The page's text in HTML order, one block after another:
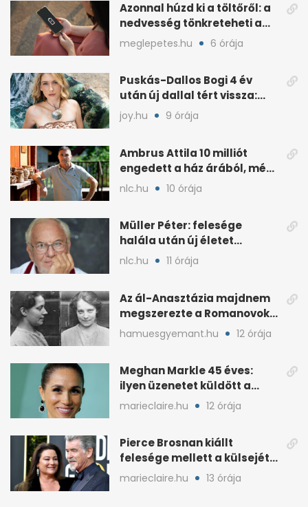
Azonnal húzd ki a töltőről: a
nedvesség tönkreteheti a
telefonodat
meglepetes.hu 6 órája
Puskás-Dallos Bogi 4 év
után új dallal tért vissza:
önszeretet a téma
joy.hu 9 órája
Ambrus Attila 10 milliót
engedett a ház árából, még
mindig eladó
nlc.hu 10 órája
Müller Péter: felesége
halála után új életet
kezdett, és udvarlói is
nlc.hu 11 órája
Az ál-Anasztázia majdnem
megszerezte a Romanovok
örökségét
hamuesgyemant.hu 12 órája
Meghan Markle 45 éves:
ilyen üzenetet küldött a
királyi család
marieclaire.hu 12 órája
Pierce Brosnan kiállt
felesége mellett a külsejét
ért bántások után
marieclaire.hu 13 órája